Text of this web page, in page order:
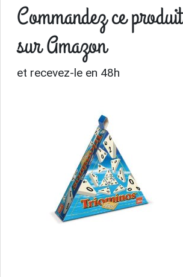
Commandez ce produit
sur Amazon
et recevez-le en 48h